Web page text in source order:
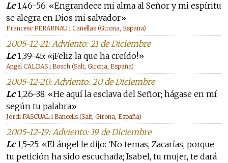
Lc1,46-56: «Engrandece mi alma al Señor y mi espíritu
se alegra en Dios mi salvador»
Francesc PERARNAU i Cañellas (Girona, España)
2005-12-21: Adviento: 21 de Diciembre
Lc1,39-45: «¡Feliz la que ha creído!»
Àngel CALDAS i Bosch (Salt, Girona, España)
2005-12-20: Adviento: 20 de Diciembre
Lc1,26-38: «He aquí la esclava del Señor; hágase en mí
según tu palabra»
Jordi PASCUAL i Bancells (Salt, Girona, España)
2005-12-19: Adviento: 19 de Diciembre
Lc1,5-25: «El ángel le dijo: ‘No temas, Zacarías, porque
tu petición ha sido escuchada; Isabel, tu mujer, te dará